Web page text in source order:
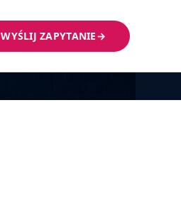
WYŚLIJ ZAPYTANIE→